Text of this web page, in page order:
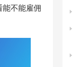
能不能雇佣